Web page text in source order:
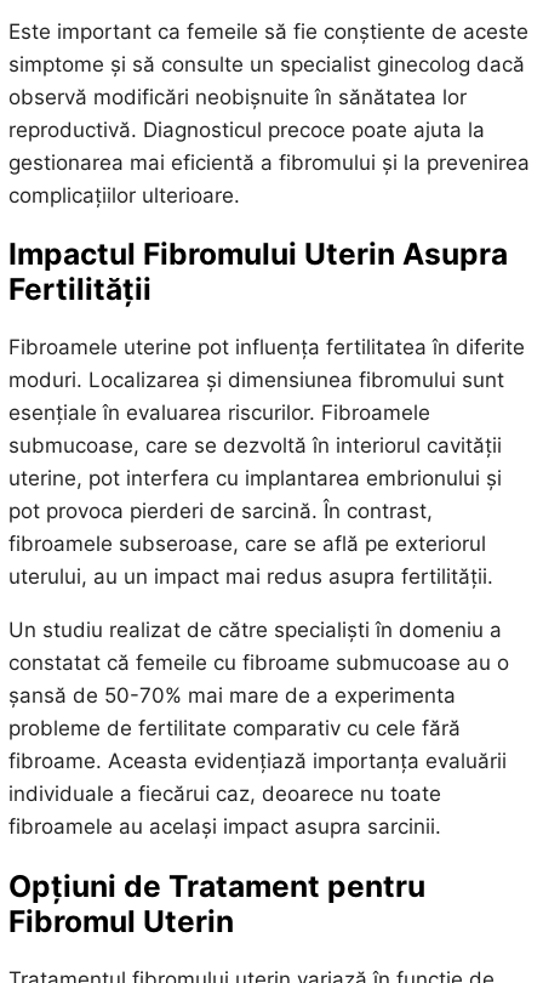
Este important ca femeile să fie conștiente de aceste
simptome și să consulte un specialist ginecolog dacă
observă modificări neobișnuite în sănătatea lor
reproductivă. Diagnosticul precoce poate ajuta la
gestionarea mai eficientă a fibromului și la prevenirea
complicațiilor ulterioare.
Impactul Fibromului Uterin Asupra
Fertilității
Fibroamele uterine pot influența fertilitatea în diferite
moduri. Localizarea și dimensiunea fibromului sunt
esențiale în evaluarea riscurilor. Fibroamele
submucoase, care se dezvoltă în interiorul cavității
uterine, pot interfera cu implantarea embrionului și
pot provoca pierderi de sarcină. În contrast,
fibroamele subseroase, care se află pe exteriorul
uterului, au un impact mai redus asupra fertilității.
Un studiu realizat de către specialiști în domeniu a
constatat că femeile cu fibroame submucoase au o
șansă de 50-70% mai mare de a experimenta
probleme de fertilitate comparativ cu cele fără
fibroame. Aceasta evidențiază importanța evaluării
individuale a fiecărui caz, deoarece nu toate
fibroamele au același impact asupra sarcinii.
Opțiuni de Tratament pentru
Fibromul Uterin